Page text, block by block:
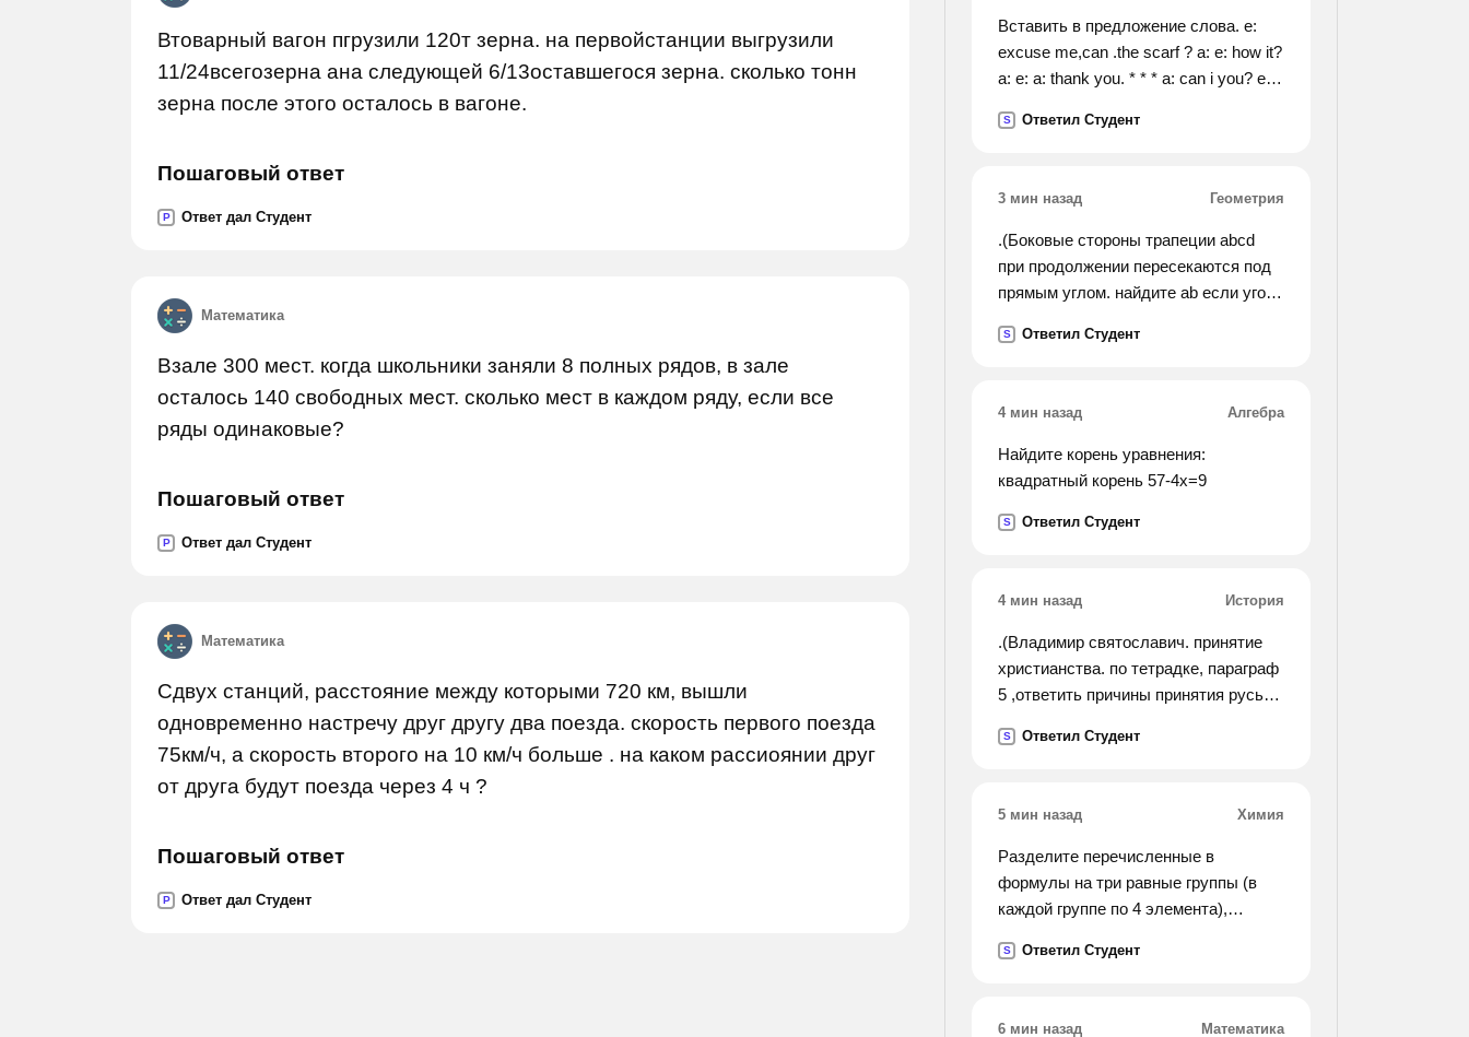
Втоварный вагон пгрузили 120т зерна. на первойстанции выгрузили
11/24всегозерна ана следующей 6/13оставшегося зерна. сколько тонн
зерна после этого осталось в вагоне.
Пошаговый ответ
P Ответ дал Студент
Математика
Взале 300 мест. когда школьники заняли 8 полных рядов, в зале
осталось 140 свободных мест. сколько мест в каждом ряду, если все
ряды одинаковые?
Пошаговый ответ
P Ответ дал Студент
Математика
Сдвух станций, расстояние между которыми 720 км, вышли
одновременно настречу друг другу два поезда. скорость первого поезда
75км/ч, а скорость второго на 10 км/ч больше . на каком рассиоянии друг
от друга будут поезда через 4 ч ?
Пошаговый ответ
P Ответ дал Студент
Вставить в предложение слова. e:
excuse me,can .the scarf ? a: e: how it?
a: e: a: thank you. * * * a: can i you? e:
aren't warm! a: anything else? e: no,that
S Ответил Студент
3 мин назад Геометрия
.(Боковые стороны трапеции abcd
при продолжении пересекаются под
прямым углом. найдите ab если угол
S Ответил Студент
4 мин назад Алгебра
Найдите корень уравнения:
квадратный корень 57-4х=9
S Ответил Студент
4 мин назад История
.(Владимир святославич. принятие
христианства. по тетрадке, параграф
5 ,ответить причины принятия русью
и какие ответьте !).
S Ответил Студент
5 мин назад Химия
Разделите перечисленные в
формулы на три равные группы (в
каждой группе по 4 элемента),
назовите все вещества. nano2,
S Ответил Студент
6 мин назад Математика